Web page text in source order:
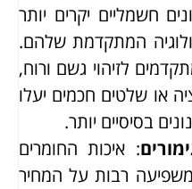
חשמליים יקרים יותר
המתקדמת שלהם.
לזיהוי גשם ורוח,
או שלטים חכמים יעלו
בסיסיים יותר.
: איכות החומרים
רבות על המחיר